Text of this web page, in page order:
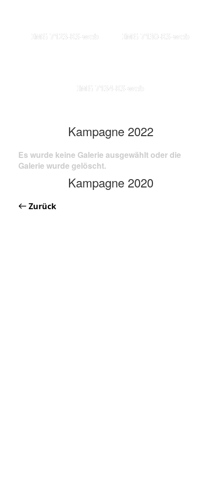
IMG 7123-KS-web IMG 7130-KS-web
IMG 7134-KS-web
Kampagne 2022
Es wurde keine Galerie ausgewählt oder die
Galerie wurde gelöscht.
Kampagne 2020
Zurück